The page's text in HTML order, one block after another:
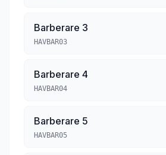
Barberare 3
HAVBAR03
Barberare 4
HAVBAR04
Barberare 5
HAVBAR05